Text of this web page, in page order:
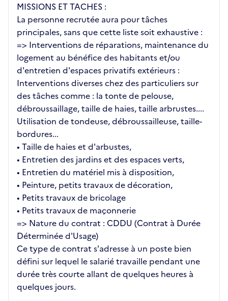
MISSIONS ET TACHES :
La personne recrutée aura pour tâches
principales, sans que cette liste soit exhaustive :
=> Interventions de réparations, maintenance du
logement au bénéfice des habitants et/ou
d'entretien d'espaces privatifs extérieurs :
Interventions diverses chez des particuliers sur
des tâches comme : la tonte de pelouse,
débroussaillage, taille de haies, taille arbrustes....
Utilisation de tondeuse, débroussailleuse, taille-
bordures...
• Taille de haies et d'arbustes,
• Entretien des jardins et des espaces verts,
• Entretien du matériel mis à disposition,
• Peinture, petits travaux de décoration,
• Petits travaux de bricolage
• Petits travaux de maçonnerie
=> Nature du contrat : CDDU (Contrat à Durée
Déterminée d'Usage)
Ce type de contrat s'adresse à un poste bien
défini sur lequel le salarié travaille pendant une
durée très courte allant de quelques heures à
quelques jours.